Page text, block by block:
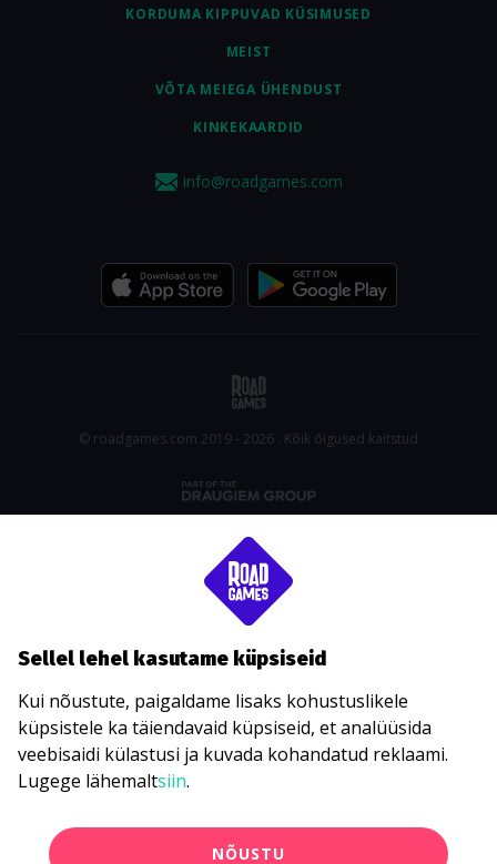
KORDUMA KIPPUVAD KÜSIMUSED
MEIST
VÕTA MEIEGA ÜHENDUST
KINKEKAARDID
info@roadgames.com
© roadgames.com 2019 - 2026 . Kõik õigused kaitstud
Sellel lehel kasutame küpsiseid
Kui nõustute, paigaldame lisaks kohustuslikele
küpsistele ka täiendavaid küpsiseid, et analüüsida
veebisaidi külastusi ja kuvada kohandatud reklaami.
Lugege lähemaltsiin.
NÕUSTU